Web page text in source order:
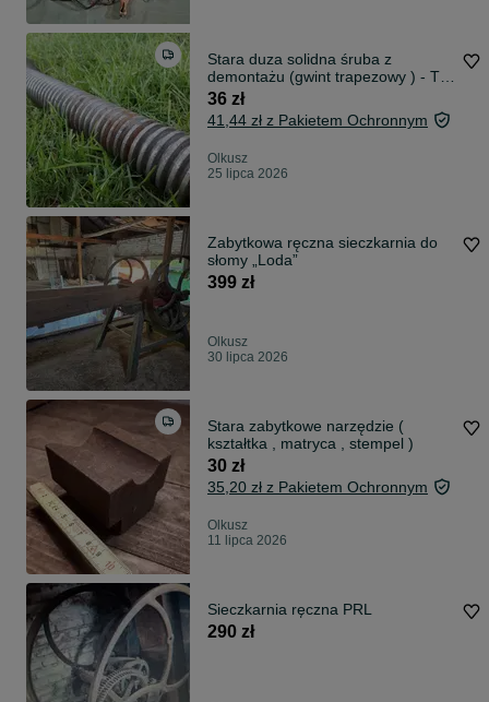
Stara duza solidna śruba z
demontażu (gwint trapezowy ) - Tr
32 x 6 mm
36 zł
41,44 zł z Pakietem Ochronnym
Olkusz
25 lipca 2026
Zabytkowa ręczna sieczkarnia do
słomy „Loda”
399 zł
Olkusz
30 lipca 2026
Stara zabytkowe narzędzie (
kształtka , matryca , stempel )
30 zł
35,20 zł z Pakietem Ochronnym
Olkusz
11 lipca 2026
Sieczkarnia ręczna PRL
290 zł